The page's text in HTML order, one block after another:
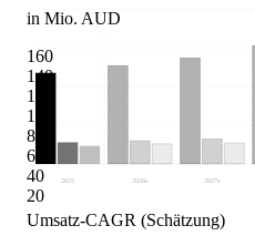
in Mio. AUD
160
140
120
100
80
60
40
20
2025 2026e 2027e
Umsatz-CAGR (Schätzung)